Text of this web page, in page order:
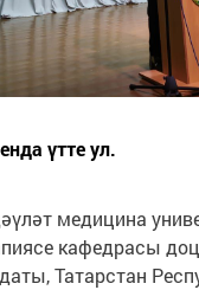
үтте ул.
медицина
кафедрасы
Татарстан